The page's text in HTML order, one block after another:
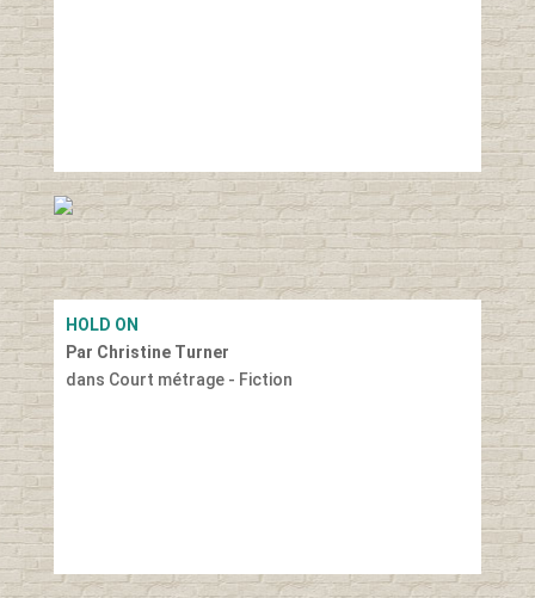
HOLD ON
Par Christine Turner
dans Court métrage - Fiction